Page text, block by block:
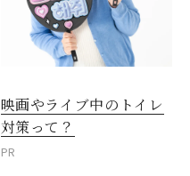
映画やライブ中のトイレ
対策って？
PR